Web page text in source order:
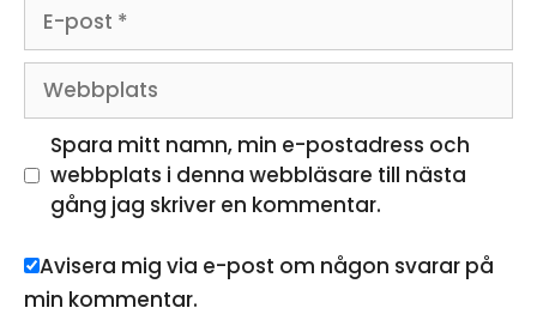
post
Webbplats
Spara mitt namn, min e-postadress och
webbplats i denna webbläsare till nästa
gång jag skriver en kommentar.
Avisera mig via e-post om någon svarar på
min kommentar.